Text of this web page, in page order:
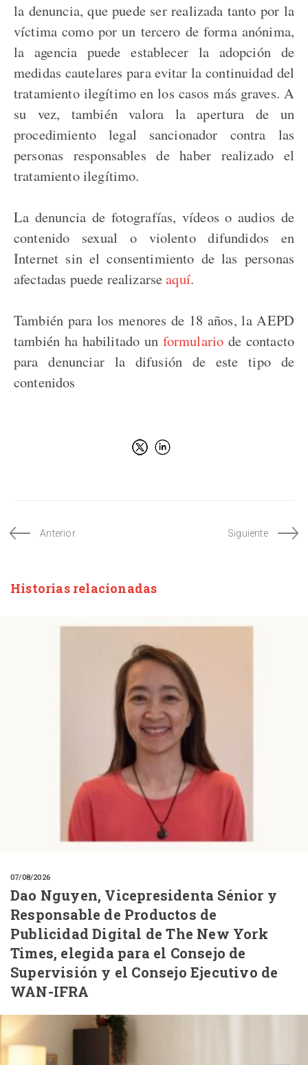
la denuncia, que puede ser realizada tanto por la
víctima como por un tercero de forma anónima,
la agencia puede establecer la adopción de
medidas cautelares para evitar la continuidad del
tratamiento ilegítimo en los casos más graves. A
su vez, también valora la apertura de un
procedimiento legal sancionador contra las
personas responsables de haber realizado el
tratamiento ilegítimo.
La denuncia de fotografías, vídeos o audios de
contenido sexual o violento difundidos en
Internet sin el consentimiento de las personas
afectadas puede realizarseaquí.
También para los menores de 18 años, la AEPD
también ha habilitado un formulario de contacto
para denunciar la difusión de este tipo de
contenidos
Anterior Siguiente
Historias relacionadas
07/08/2026
Dao Nguyen, Vicepresidenta Sénior y
Responsable de Productos de
Publicidad Digital de The New York
Times, elegida para el Consejo de
Supervisión y el Consejo Ejecutivo de
WAN-IFRA